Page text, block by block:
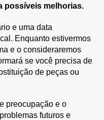
possíveis melhorias.
e uma data
Enquanto estivermos
e o consideraremos
se você precisa de
de peças ou
preocupação e o
futuros e